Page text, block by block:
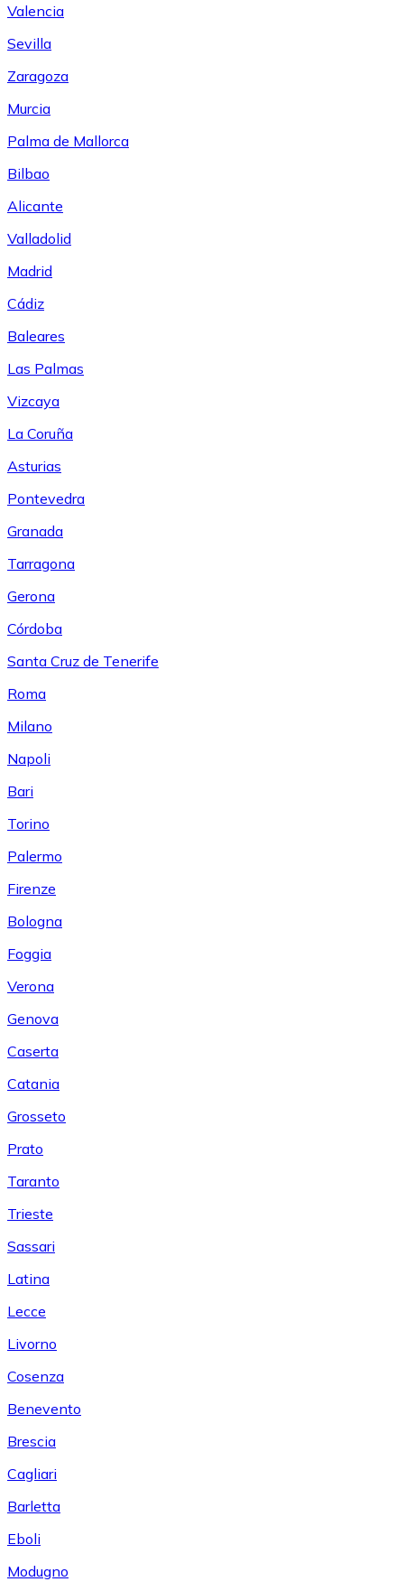
Valencia
Sevilla
Zaragoza
Murcia
Palma de Mallorca
Bilbao
Alicante
Valladolid
Madrid
Cádiz
Baleares
Las Palmas
Vizcaya
La Coruña
Asturias
Pontevedra
Granada
Tarragona
Gerona
Córdoba
Santa Cruz de Tenerife
Roma
Milano
Napoli
Bari
Torino
Palermo
Firenze
Bologna
Foggia
Verona
Genova
Caserta
Catania
Grosseto
Prato
Taranto
Trieste
Sassari
Latina
Lecce
Livorno
Cosenza
Benevento
Brescia
Cagliari
Barletta
Eboli
Modugno